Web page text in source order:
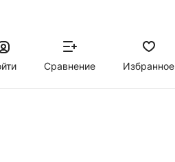
Сравнение Избранное